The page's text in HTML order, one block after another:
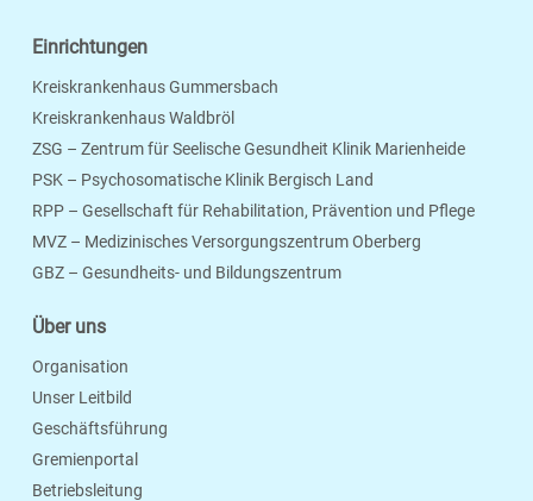
Einrichtungen
Kreiskrankenhaus Gummersbach
Kreiskrankenhaus Waldbröl
ZSG – Zentrum für Seelische Gesundheit Klinik Marienheide
PSK – Psychosomatische Klinik Bergisch Land
RPP – Gesellschaft für Rehabilitation, Prävention und Pflege
MVZ – Medizinisches Versorgungszentrum Oberberg
GBZ – Gesundheits- und Bildungszentrum
Über uns
Organisation
Unser Leitbild
Geschäftsführung
Gremienportal
Betriebsleitung